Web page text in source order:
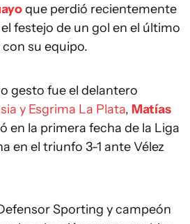
que perdió recientemente
festejo de un gol en el último
su equipo.
gesto fue el delantero
y Esgrima La Plata, Matías
en la primera fecha de la Liga
en el triunfo 3-1 ante Vélez
Sporting y campeón